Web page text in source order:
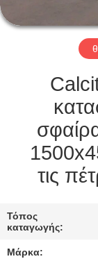
ΜΑΣ
ΕΛΆΤΕ
ΕΠΑΦΉ
ΈΝΑ
SITEMAP
τις
Τόπος
καταγωγής:
Μάρκα: